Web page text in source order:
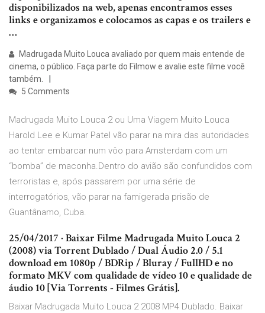
disponibilizados na web, apenas encontramos esses
links e organizamos e colocamos as capas e os trailers e
…
Madrugada Muito Louca avaliado por quem mais entende de
cinema, o público. Faça parte do Filmow e avalie este filme você
também.
5 Comments
Madrugada Muito Louca 2 ou Uma Viagem Muito Louca
Harold Lee e Kumar Patel vão parar na mira das autoridades
ao tentar embarcar num vôo para Amsterdam com um
“bomba” de maconha.Dentro do avião são confundidos com
terroristas e, após passarem por uma série de
interrogatórios, vão parar na famigerada prisão de
Guantânamo, Cuba.
25/04/2017 · Baixar Filme Madrugada Muito Louca 2
(2008) via Torrent Dublado / Dual Áudio 2.0 / 5.1
download em 1080p / BDRip / Bluray / FullHD e no
formato MKV com qualidade de vídeo 10 e qualidade de
áudio 10 [Via Torrents - Filmes Grátis].
Baixar Madrugada Muito Louca 2 2008 MP4 Dublado. Baixar